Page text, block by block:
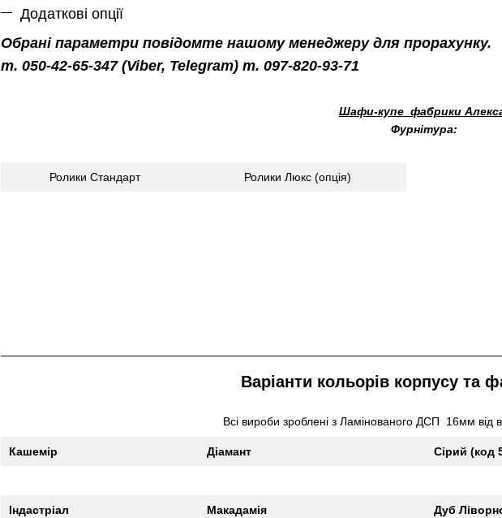
Додаткові опції
Обрані параметри повідомте нашому менеджеру для прорахунку.
т. 050-42-65-347 (Viber, Telegram) т. 097-820-93-71
Шафи-купе фабрики
Фурнітура:
Ролики Стандарт Ролики Люкс (опція)
Варіанти кольорів корпусу та
Всі вироби зроблені з Ламінованого ДСП 16мм від
Кашемір Діамант Сірий (код
Індастріал Макадамія Дуб